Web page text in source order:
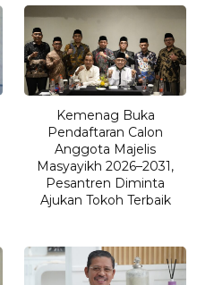
Kemenag Buka
Pendaftaran Calon
Anggota Majelis
Masyayikh 2026–2031,
Pesantren Diminta
Ajukan Tokoh Terbaik